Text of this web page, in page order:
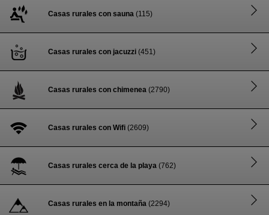
Casas rurales con sauna (115)
Casas rurales con jacuzzi (451)
Casas rurales con chimenea (2790)
Casas rurales con Wifi (2609)
Casas rurales cerca de la playa (762)
Casas rurales en la montaña (2294)